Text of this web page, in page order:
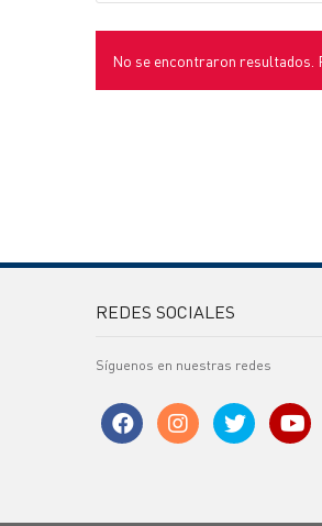
No se encontraron resultados.
REDES SOCIALES
Síguenos en nuestras redes